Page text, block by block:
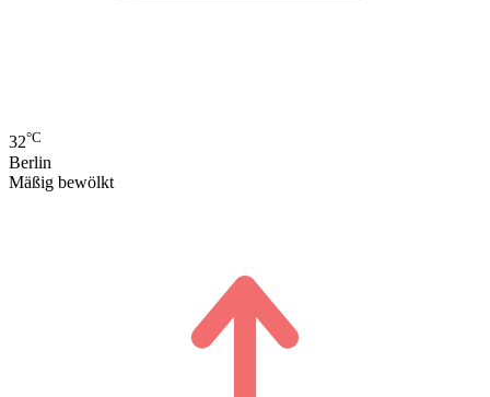
32°C
Berlin
Mäßig bewölkt